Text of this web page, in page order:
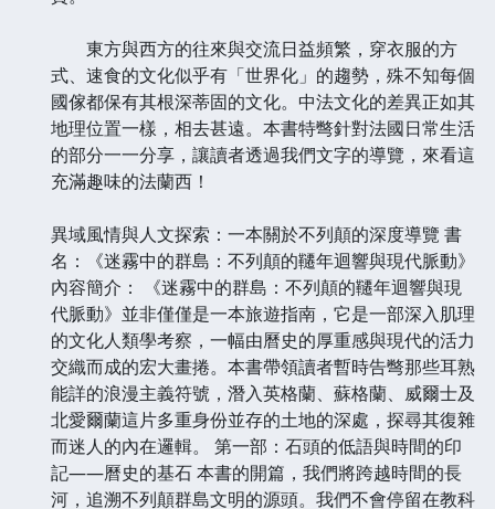
東方與西方的往來與交流日益頻繁，穿衣服的方
式、速食的文化似乎有「世界化」的趨勢，殊不知每個
國傢都保有其根深蒂固的文化。中法文化的差異正如其
地理位置一樣，相去甚遠。本書特彆針對法國日常生活
的部分一一分享，讓讀者透過我們文字的導覽，來看這
充滿趣味的法蘭西！
異域風情與人文探索：一本關於不列顛的深度導覽 書
名：《迷霧中的群島：不列顛的韆年迴響與現代脈動》
內容簡介： 《迷霧中的群島：不列顛的韆年迴響與現
代脈動》並非僅僅是一本旅遊指南，它是一部深入肌理
的文化人類學考察，一幅由曆史的厚重感與現代的活力
交織而成的宏大畫捲。本書帶領讀者暫時告彆那些耳熟
能詳的浪漫主義符號，潛入英格蘭、蘇格蘭、威爾士及
北愛爾蘭這片多重身份並存的土地的深處，探尋其復雜
而迷人的內在邏輯。 第一部：石頭的低語與時間的印
記——曆史的基石 本書的開篇，我們將跨越時間的長
河，追溯不列顛群島文明的源頭。我們不會停留在教科